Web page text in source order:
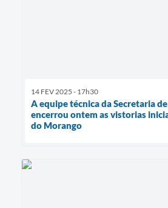
14 FEV 2025 - 17h30
A equipe técnica da Secretaria
encerrou ontem as vistorias
do Morango